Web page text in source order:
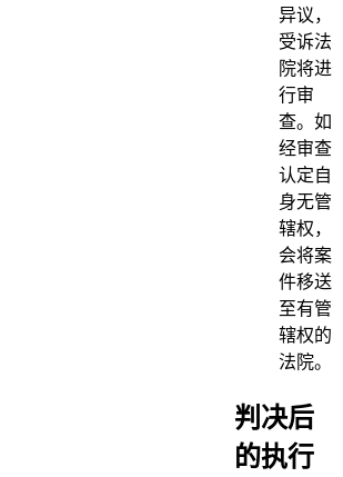
异议，
受诉法
院将进
行审
查。如
经审查
认定自
身无管
辖权，
会将案
件移送
至有管
辖权的
法院。
判决后
的执行